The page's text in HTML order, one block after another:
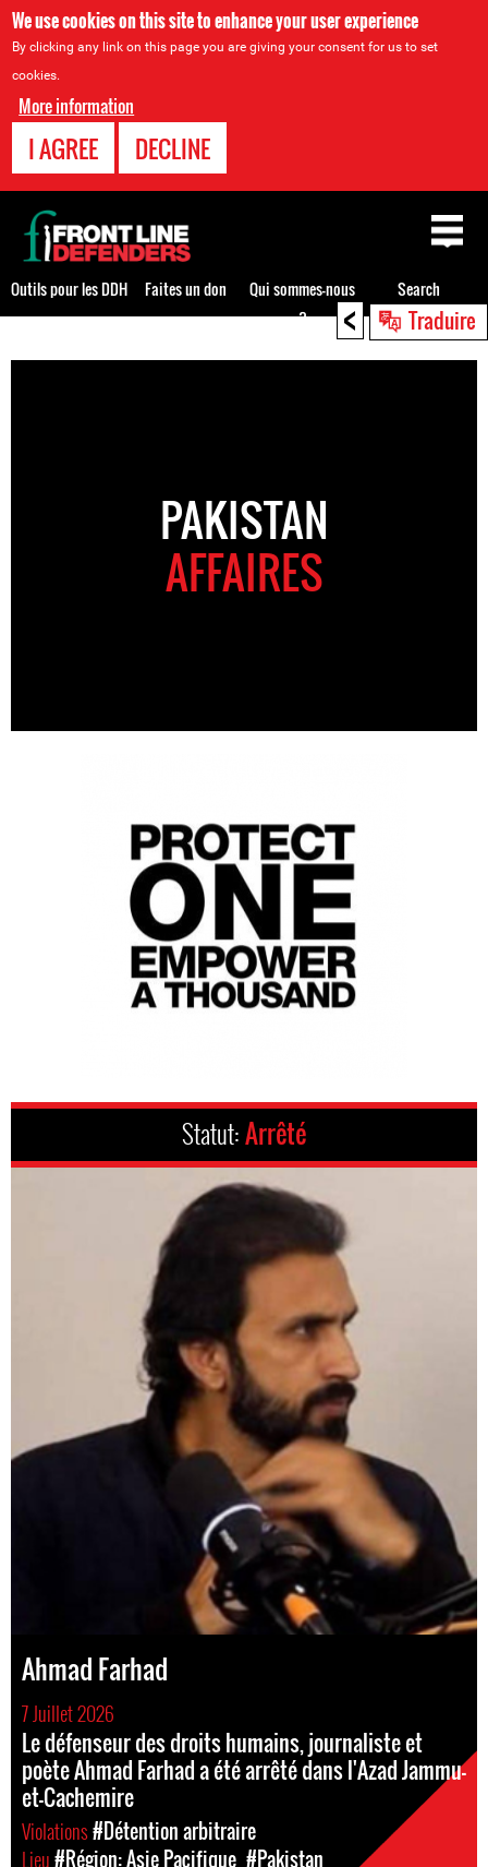
We use cookies on this site to enhance your user experience
By clicking any link on this page you are giving your consent for us to set
cookies.
More information
I AGREE DECLINE
< Traduire
to
PAKISTAN
AFFAIRES
Statut:Arrêté
Ahmad Farhad
7 Juillet 2026
Le défenseur des droits humains, journaliste et
poète Ahmad Farhad a été arrêté dans l'Azad Jammu-
et-Cachemire
Violations#Détention arbitraire
Lieu#Région: Asie Pacifique #Pakistan
Back
to
top
Outils pour les DDH Faites un don
Qui sommes-nous
?
Search